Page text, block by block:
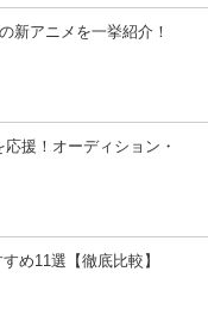
新アニメを一挙紹介！
援！オーディション・
め11選【徹底比較】